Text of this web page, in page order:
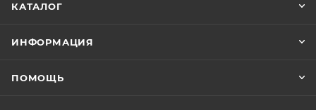
КАТАЛОГ
ИНФОРМАЦИЯ
ПОМОЩЬ